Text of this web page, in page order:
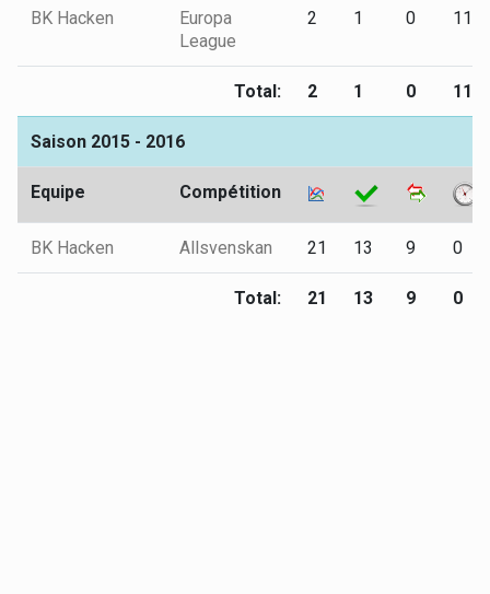
BK Hacken
Europa
League
2 1 0 114
Total: 2 1 0 114
Saison 2015 - 2016
Equipe Compétition
BK Hacken Allsvenskan 21 13 9 0
Total: 21 13 9 0